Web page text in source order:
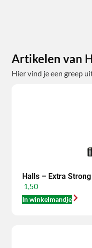
Artikelen van
Hier vind je een greep
Halls – Extra Strong
1,50
In winkelmandje